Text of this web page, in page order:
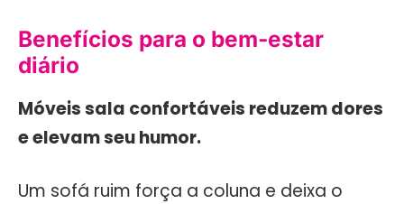
Benefícios para o bem-estar
diário
Móveis sala confortáveis reduzem dores
e elevam seu humor.
Um sofá ruim força a coluna e deixa o